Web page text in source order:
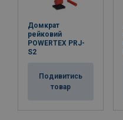
Домкрат
рейковий
POWERTEX PRJ-
S2
Подивитись
товар